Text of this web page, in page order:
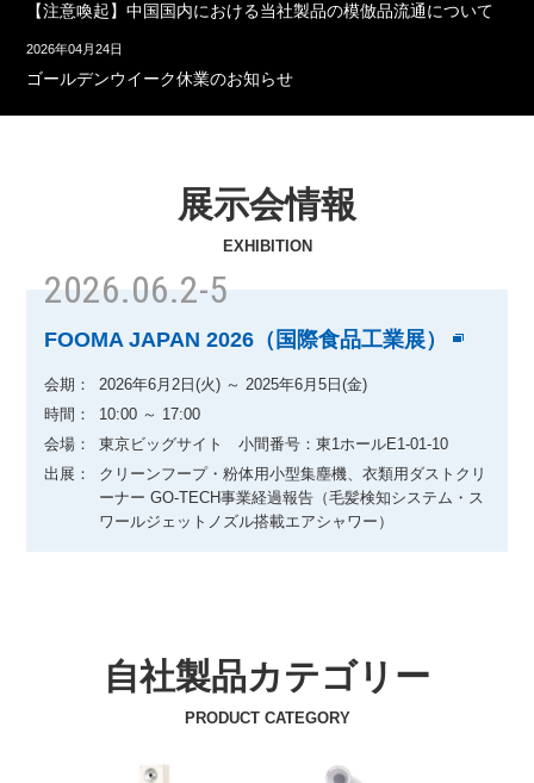
【注意喚起】中国国内における当社製品の模倣品流通について
2026年04月24日
ゴールデンウイーク休業のお知らせ
展示会情報
EXHIBITION
2026.06.2-5
FOOMA JAPAN 2026（国際食品工業展）
会期：
2026年6月2日(火) ～ 2025年6月5日(金)
時間：
10:00 ～ 17:00
会場：
東京ビッグサイト 小間番号：東1ホールE1-01-10
出展：
クリーンフープ・粉体用小型集塵機、衣類用ダストクリ
ーナー GO-TECH事業経過報告（毛髪検知システム・ス
ワールジェットノズル搭載エアシャワー）
自社製品カテゴリー
PRODUCT CATEGORY